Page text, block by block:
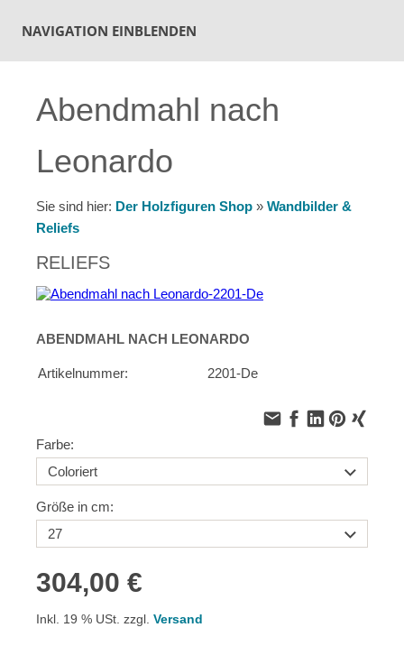
NAVIGATION EINBLENDEN
Abendmahl nach
Leonardo
Sie sind hier: Der Holzfiguren Shop » Wandbilder &
Reliefs
RELIEFS
ABENDMAHL NACH LEONARDO
Artikelnummer: 2201-De
Farbe:
Größe in cm:
304,00 €
Inkl. 19 % USt. zzgl. Versand